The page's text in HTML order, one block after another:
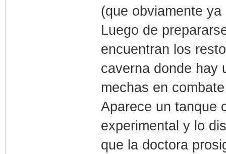
(que obviamente
Luego de
encuentran los
caverna donde hay
mechas en
Aparece un tanque
experimental y lo
que la doctora